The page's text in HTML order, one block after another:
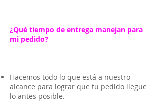
¿Qué tiempo de entrega manejan para
mi pedido?
Hacemos todo lo que está a nuestro
alcance para lograr que tu pedido llegue
lo antes posible.